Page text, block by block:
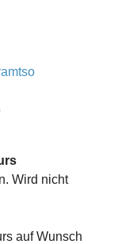
Wird nicht
auf Wunsch